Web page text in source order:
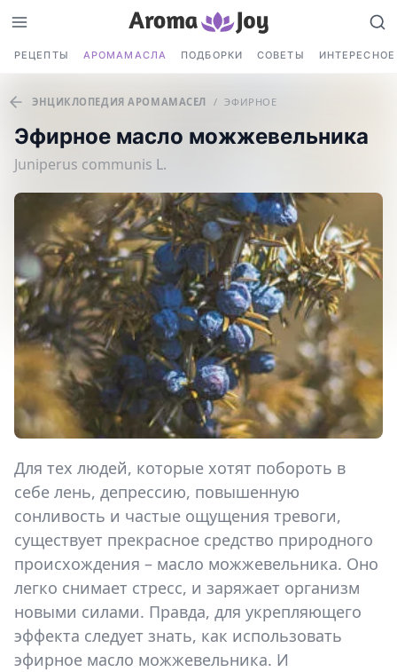
РЕЦЕПТЫ АРОМАМАСЛА ПОДБОРКИ СОВЕТЫ ИНТЕРЕСНОЕ
ЭНЦИКЛОПЕДИЯ АРОМАМАСЕЛ / ЭФИРНОЕ
Эфирное масло можжевельника
Juniperus communis L.
Для тех людей, которые хотят побороть в
себе лень, депрессию, повышенную
сонливость и частые ощущения тревоги,
существует прекрасное средство природного
происхождения – масло можжевельника. Оно
легко снимает стресс, и заряжает организм
новыми силами. Правда, для укрепляющего
эффекта следует знать, как использовать
эфирное масло можжевельника. И